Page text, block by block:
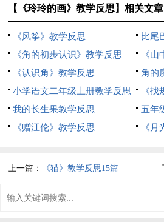
【《玲玲的画》教学反思】相关文章
《风筝》教学反思
比尾
《角的初步认识》教学反思
《
《认识角》教学反思
角的
小学语文二年级上册教学反思
《
我的长生果教学反思
五年
《赠汪伦》教学反思
《
上一篇： 《猫》教学反思15篇